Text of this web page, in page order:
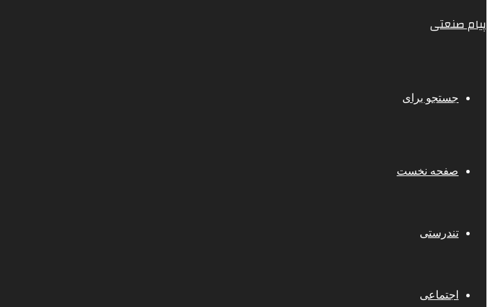
پیام صنعتی
جستجو برای
صفحه نخست
تندرستی
اجتماعی